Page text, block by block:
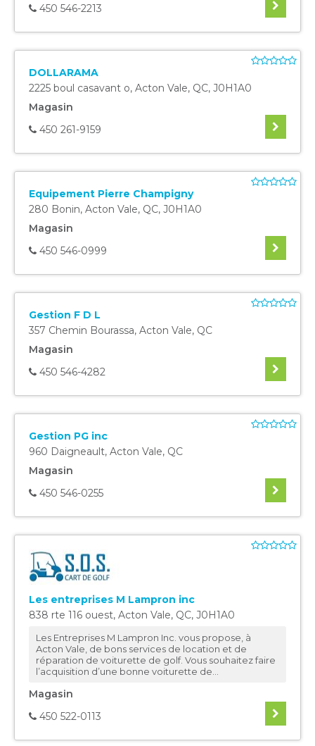
450 546-2213
DOLLARAMA
2225 boul casavant o, Acton Vale, QC, J0H1A0
Magasin
450 261-9159
Equipement Pierre Champigny
280 Bonin, Acton Vale, QC, J0H1A0
Magasin
450 546-0999
Gestion F D L
357 Chemin Bourassa, Acton Vale, QC
Magasin
450 546-4282
Gestion PG inc
960 Daigneault, Acton Vale, QC
Magasin
450 546-0255
Les entreprises M Lampron inc
838 rte 116 ouest, Acton Vale, QC, J0H1A0
Les Entreprises M Lampron Inc. vous propose, à
Acton Vale, de bons services de location et de
réparation de voiturette de golf. Vous souhaitez faire
l’acquisition d’une bonne voiturette de...
Magasin
450 522-0113